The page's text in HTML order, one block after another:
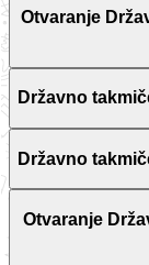
Otvaranje
Državno
Državno
Otvaranje